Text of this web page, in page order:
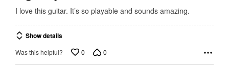
out
of
5
I love this guitar. It’s so playable and sounds amazing.
Show details
Was this helpful? 0 0